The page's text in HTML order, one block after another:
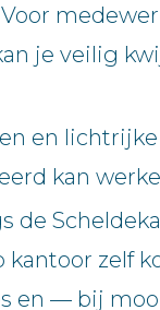
je veilig
en
kan
de
kantoor zelf
en — bij